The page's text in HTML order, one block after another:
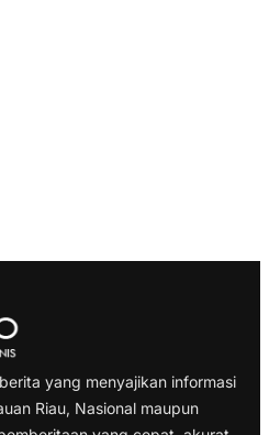
yang menyajikan informasi
Riau, Nasional maupun